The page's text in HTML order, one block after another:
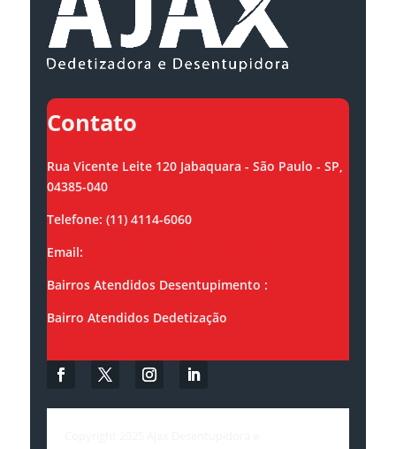
Contato
Rua Vicente Leite 120 Jabaquara - São Paulo - SP,
04385-040
Telefone: (11) 4114-6060
Email:
Bairros Atendidos Desentupimento :
Bairro Atendidos Dedetização